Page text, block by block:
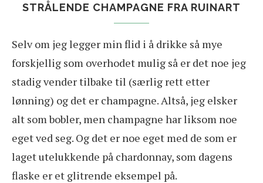
STRÅLENDE CHAMPAGNE FRA RUINART
Selv om jeg legger min flid i å drikke så mye
forskjellig som overhodet mulig så er det noe jeg
stadig vender tilbake til (særlig rett etter
lønning) og det er champagne. Altså, jeg elsker
alt som bobler, men champagne har liksom noe
eget ved seg. Og det er noe eget med de som er
laget utelukkende på chardonnay, som dagens
flaske er et glitrende eksempel på.